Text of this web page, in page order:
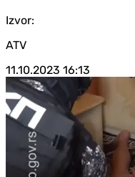
Izvor:
ATV
11.10.2023 16:13